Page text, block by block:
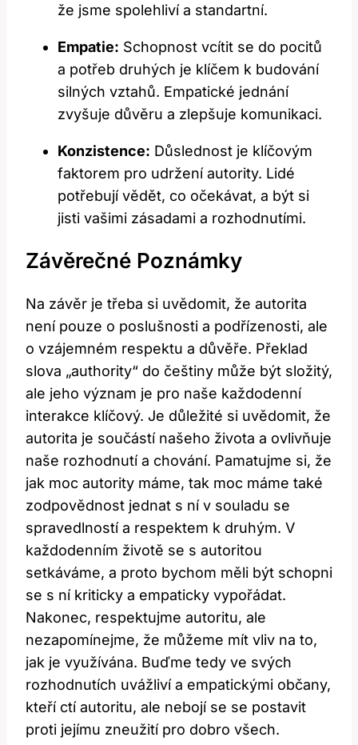
že jsme spolehliví a standartní.
Empatie: Schopnost vcítit se do pocitů
a potřeb druhých je klíčem k budování
silných vztahů. Empatické jednání
zvyšuje důvěru a zlepšuje komunikaci.
Konzistence: Důslednost je klíčovým
faktorem pro udržení autority. Lidé
potřebují vědět, co očekávat, a být si
jisti vašimi zásadami a rozhodnutími.
Závěrečné Poznámky
Na závěr je třeba si uvědomit, že autorita
není pouze o poslušnosti a podřízenosti, ale
o vzájemném respektu a důvěře. Překlad
slova „authority“ do češtiny může být složitý,
ale jeho význam je pro naše každodenní
interakce klíčový. Je důležité si uvědomit, že
autorita je součástí našeho života a ovlivňuje
naše rozhodnutí a chování. Pamatujme si, že
jak moc autority máme, tak moc máme také
zodpovědnost jednat s ní v souladu se
spravedlností a respektem k druhým. V
každodenním životě se s autoritou
setkáváme, a proto bychom měli být schopni
se s ní kriticky a empaticky vypořádat.
Nakonec, respektujme autoritu, ale
nezapomínejme, že můžeme mít vliv na to,
jak je využívána. Buďme tedy ve svých
rozhodnutích uvážliví a empatickými občany,
kteří ctí autoritu, ale nebojí se se postavit
proti jejímu zneužití pro dobro všech.